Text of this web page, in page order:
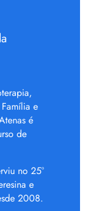
e
é
de
no 25°
e
2008.